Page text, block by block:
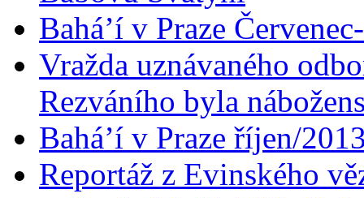
Bahá’í v Praze
Vražda uznávaného
Rezváního byla
Bahá’í v Praze říjen/
Reportáž z Evinského